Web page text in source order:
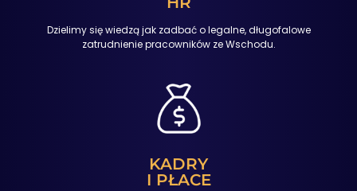
Dzielimy się wiedzą jak zadbać o legalne, długofalowe
zatrudnienie pracowników ze Wschodu.
KADRY
I PŁACE